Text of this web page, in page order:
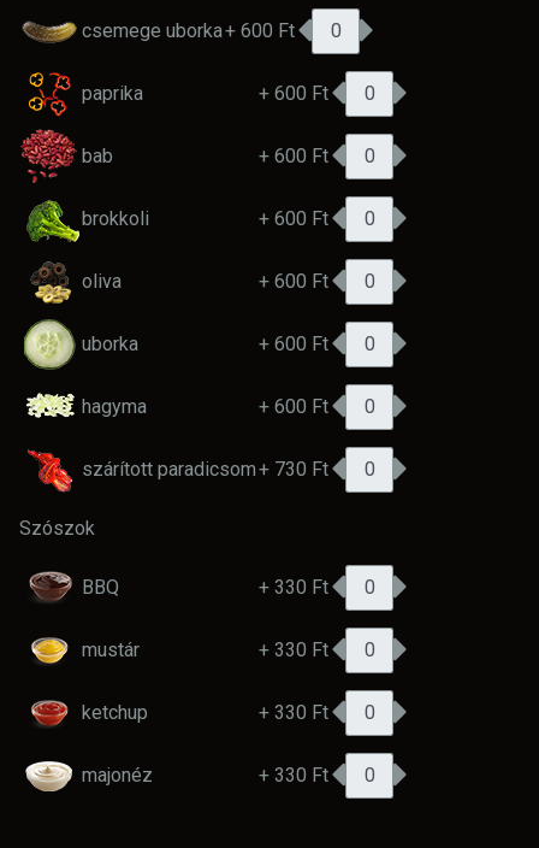
csemege uborka+ 600 Ft
paprika + 600 Ft
bab + 600 Ft
brokkoli + 600 Ft
oliva + 600 Ft
uborka + 600 Ft
hagyma + 600 Ft
szárított paradicsom+ 730 Ft
Szószok
BBQ + 330 Ft
mustár + 330 Ft
ketchup + 330 Ft
majonéz + 330 Ft